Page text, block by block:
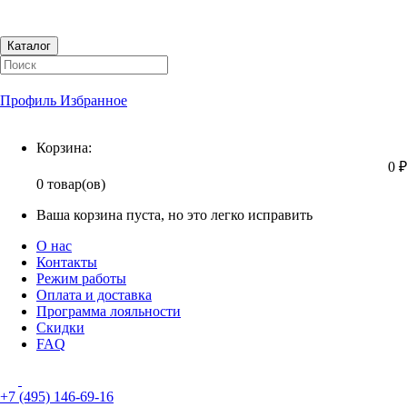
Каталог
Профиль Избранное
Корзина:
0 ₽
0 товар(ов)
Ваша корзина пуста, но это легко исправить
О нас
Контакты
Режим работы
Оплата и доставка
Программа лояльности
Скидки
FAQ
+7 (495) 146-69-16